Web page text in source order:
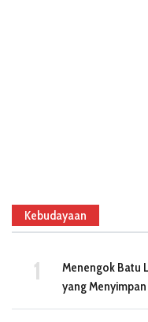
Kebudayaan
Menengok Batu
yang